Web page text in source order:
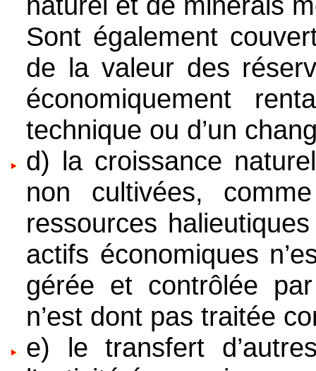
Sont également
de la valeur des
économiquement
technique ou d’un
d) la croissance
non cultivées,
ressources
actifs économiques
gérée et contrôlée
n’est dont pas traitée
e) le transfert